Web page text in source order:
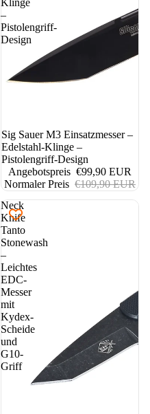
Klinge
–
Pistolengriff-
Design
9%
Sig Sauer M3 Einsatzmesser –
Edelstahl-Klinge –
Pistolengriff-Design
Angebotspreis €99,90 EUR
Normaler Preis €109,90 EUR
Neck
Knife
Tanto
Stonewash
–
Leichtes
EDC-
Messer
mit
Kydex-
Scheide
und
G10-
Griff